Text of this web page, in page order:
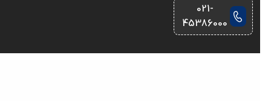
021-
45386000